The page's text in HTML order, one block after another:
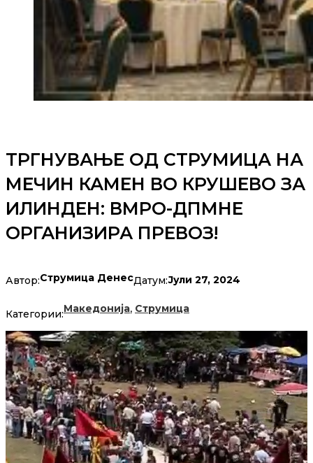
ТРГНУВАЊЕ ОД СТРУМИЦА НА
МЕЧИН КАМЕН ВО КРУШЕВО ЗА
ИЛИНДЕН: ВМРО-ДПМНЕ
ОРГАНИЗИРА ПРЕВОЗ!
Автор:Струмица ДенесДатум:Јули 27, 2024
Категории:Македонија, Струмица